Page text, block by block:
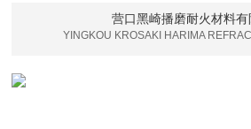
营口黑崎播磨耐火材料有
YINGKOU KROSAKI HARIMA